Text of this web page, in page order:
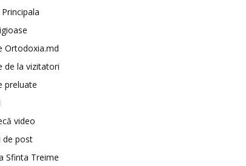
Ortodoxia.md
de la vizitatori
preluate
video
de post
Sfinta Treime